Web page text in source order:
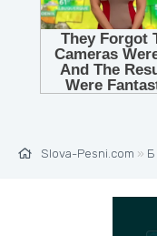
Slova-Pesni.com » Б